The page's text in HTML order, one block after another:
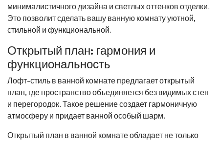
минималистичного дизайна и светлых оттенков отделки.
Это позволит сделать вашу ванную комнату уютной,
стильной и функциональной.
Открытый план: гармония и
функциональность
Лофт-стиль в ванной комнате предлагает открытый
план, где пространство объединяется без видимых стен
и перегородок. Такое решение создает гармоничную
атмосферу и придает ванной особый шарм.
Открытый план в ванной комнате обладает не только